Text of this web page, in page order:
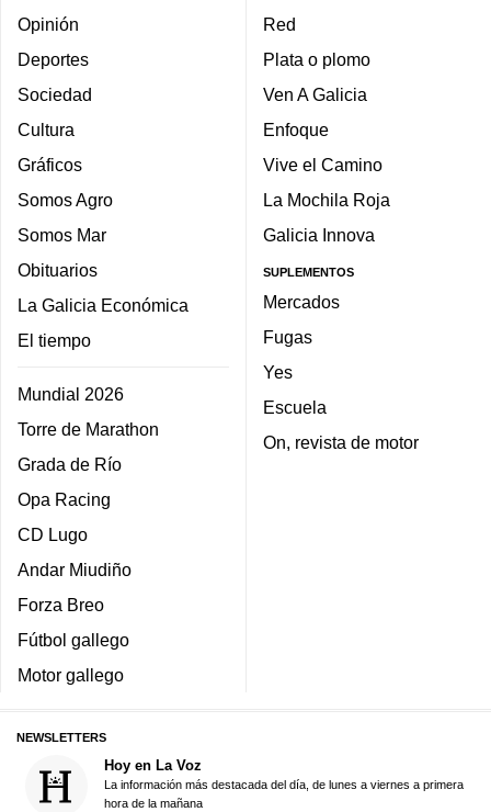
Opinión
Deportes
Sociedad
Cultura
Gráficos
Somos Agro
Somos Mar
Obituarios
La Galicia Económica
El tiempo
Mundial 2026
Torre de Marathon
Grada de Río
Opa Racing
CD Lugo
Andar Miudiño
Forza Breo
Fútbol gallego
Motor gallego
Red
Plata o plomo
Ven A Galicia
Enfoque
Vive el Camino
La Mochila Roja
Galicia Innova
SUPLEMENTOS
Mercados
Fugas
Yes
Escuela
On, revista de motor
NEWSLETTERS
Hoy en La Voz
La información más destacada del día, de lunes a viernes a primera
hora de la mañana